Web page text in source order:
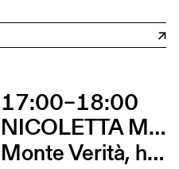
17:00–18:00
NICOLETTA MONGINI ET FEDERICA CHIOCCHETTI
Monte Verità, histoire et futur du mont magnétique